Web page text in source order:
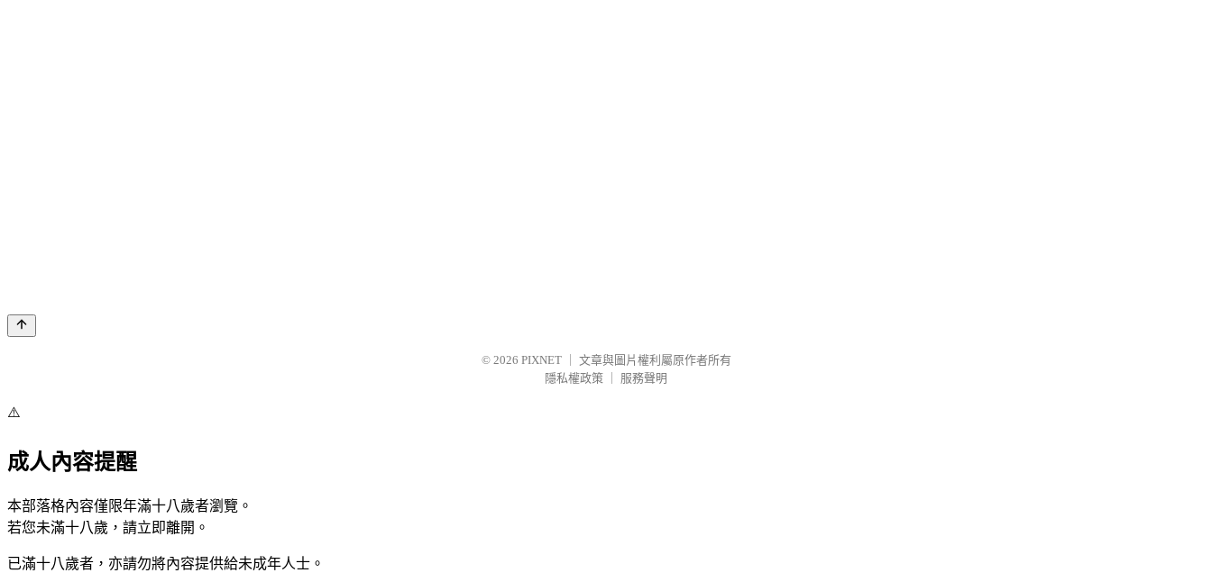
© 2026 PIXNET
文章與圖片權利屬原作者所有
隱私權政策
服務聲明
⚠️
成人內容提醒
本部落格內容僅限年滿十八歲者瀏覽。
若您未滿十八歲，請立即離開。
已滿十八歲者，亦請勿將內容提供給未成年人士。